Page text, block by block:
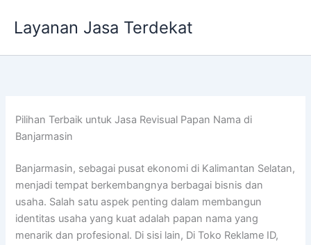
Layanan Jasa Terdekat
Pilihan Terbaik untuk Jasa Revisual Papan Nama di
Banjarmasin
Banjarmasin, sebagai pusat ekonomi di Kalimantan Selatan,
menjadi tempat berkembangnya berbagai bisnis dan
usaha. Salah satu aspek penting dalam membangun
identitas usaha yang kuat adalah papan nama yang
menarik dan profesional. Di sisi lain, Di Toko Reklame ID,